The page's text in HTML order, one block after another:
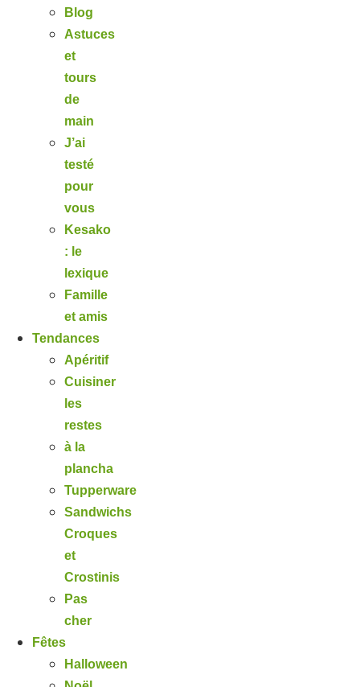
Blog
Astuces
et
tours
de
main
J’ai
testé
pour
vous
Kesako
: le
lexique
Famille
et amis
Tendances
Apéritif
Cuisiner
les
restes
à la
plancha
Tupperware
Sandwichs
Croques
et
Crostinis
Pas
cher
Fêtes
Halloween